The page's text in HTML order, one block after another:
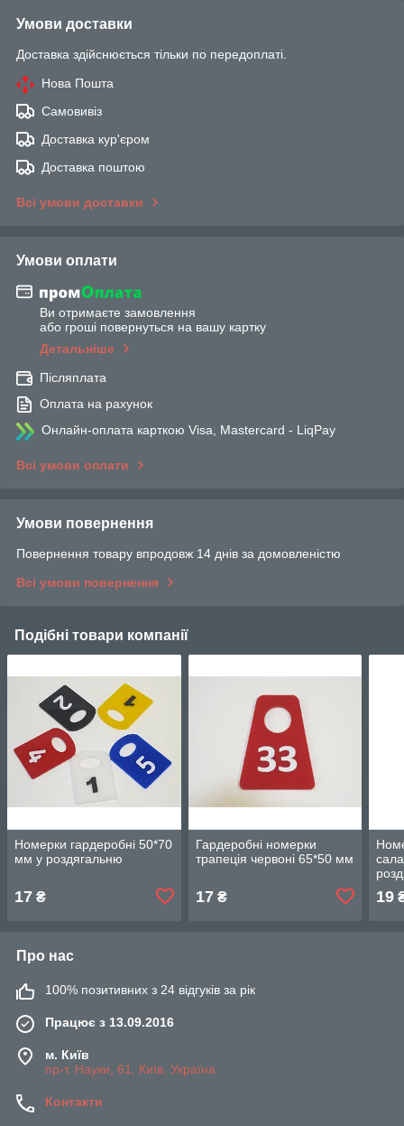
Умови доставки
Доставка здійснюється тільки по передоплаті.
Нова Пошта
Самовивіз
Доставка кур'єром
Доставка поштою
Всі умови доставки
Умови оплати
Ви отримаєте замовлення
або гроші повернуться на вашу картку
Детальніше
Післяплата
Оплата на рахунок
Онлайн-оплата карткою Visa, Mastercard - LiqPay
Всі умови оплати
Умови повернення
Повернення товару впродовж 14 днів за домовленістю
Всі умови повернення
Подібні товари компанії
Номерки гардеробні 50*70
мм у роздягальню
17 ₴
Гардеробні номерки
трапеція червоні 65*50 мм
17₴ 19
Про нас
100% позитивних з 24 відгуків за рік
Працює з 13.09.2016
м. Київ
пр-т. Науки, 61, Київ, Україна
Контакти